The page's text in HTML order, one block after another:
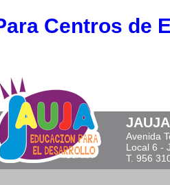
Centros de
Avenida
Local 6 -
T. 956